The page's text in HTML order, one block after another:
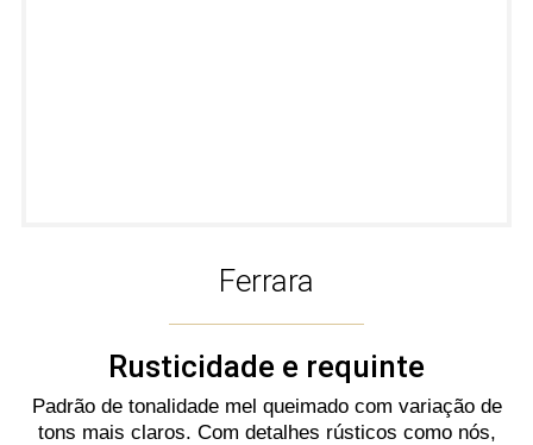
Ferrara
Rusticidade e requinte
Padrão de tonalidade mel queimado com variação de
tons mais claros. Com detalhes rústicos como nós,